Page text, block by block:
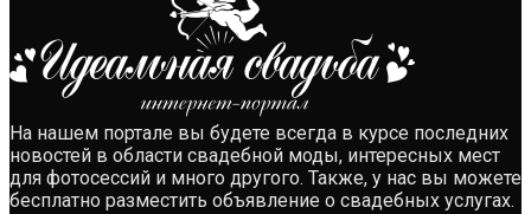
На нашем портале вы будете всегда в курсе последних
новостей в области свадебной моды, интересных мест
для фотосессий и много другого. Также, у нас вы можете
бесплатно разместить объявление о свадебных услугах.